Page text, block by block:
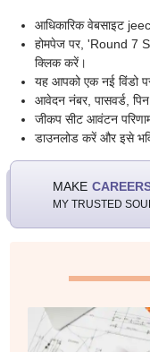
आधिकारिक वेबसाइट
होमपेज पर, 'Round 7
क्लिक करें।
यह आपको एक नई विंडो
आवेदन नंबर, पासवर्ड,
जीकप सीट आवंटन
डाउनलोड करें और इसे
MAKE
MY TRUSTED